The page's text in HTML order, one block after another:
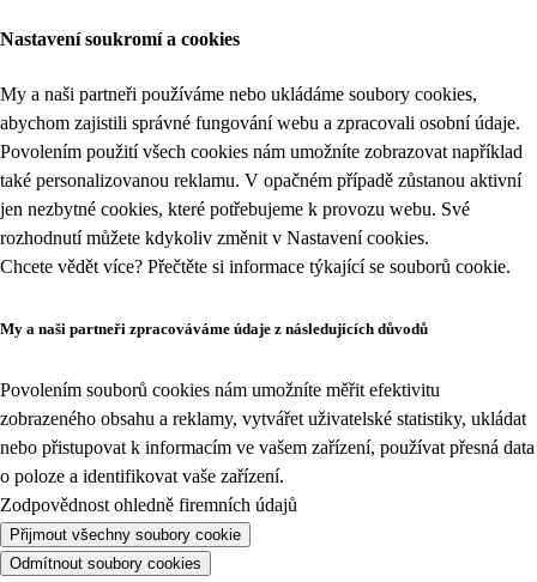
Nastavení soukromí a cookies
My a naši partneři používáme nebo ukládáme soubory cookies,
abychom zajistili správné fungování webu a zpracovali osobní údaje.
Povolením použití všech cookies nám umožníte zobrazovat například
také personalizovanou reklamu. V opačném případě zůstanou aktivní
jen nezbytné cookies, které potřebujeme k provozu webu. Své
rozhodnutí můžete kdykoliv změnit v Nastavení cookies.
Chcete vědět více? Přečtěte si informace týkající se souborů cookie.
My a naši partneři zpracováváme údaje z následujících důvodů
Povolením souborů cookies nám umožníte měřit efektivitu
zobrazeného obsahu a reklamy, vytvářet uživatelské statistiky, ukládat
nebo přistupovat k informacím ve vašem zařízení, používat přesná data
o poloze a identifikovat vaše zařízení.
Zodpovědnost ohledně firemních údajů
Přijmout všechny soubory cookie
Odmítnout soubory cookies